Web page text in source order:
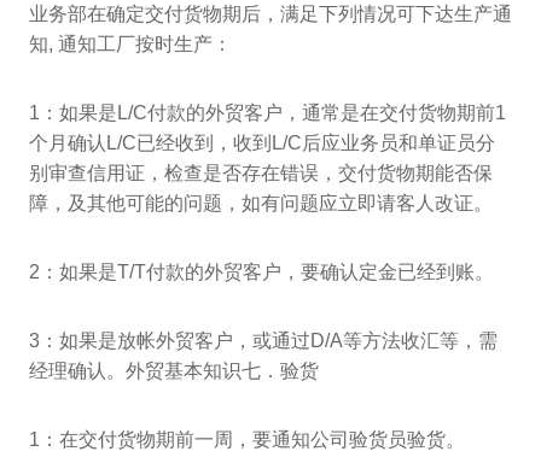
业务部在确定交付货物期后，满足下列情况可下达生产通
知, 通知工厂按时生产：
1：如果是L/C付款的外贸客户，通常是在交付货物期前1
个月确认L/C已经收到，收到L/C后应业务员和单证员分
别审查信用证，检查是否存在错误，交付货物期能否保
障，及其他可能的问题，如有问题应立即请客人改证。
2：如果是T/T付款的外贸客户，要确认定金已经到账。
3：如果是放帐外贸客户，或通过D/A等方法收汇等，需
经理确认。外贸基本知识七．验货
1：在交付货物期前一周，要通知公司验货员验货。